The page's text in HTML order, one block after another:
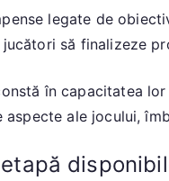
legate de
să finalizeze
în capacitatea
ale jocului,